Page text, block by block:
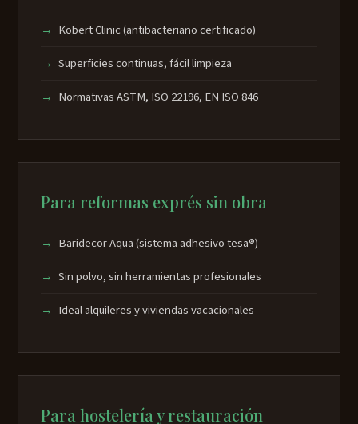
Kobert Clinic (antibacteriano certificado)
Superficies continuas, fácil limpieza
Normativas ASTM, ISO 22196, EN ISO 846
Para reformas exprés sin obra
Baridecor Aqua (sistema adhesivo tesa®)
Sin polvo, sin herramientas profesionales
Ideal alquileres y viviendas vacacionales
Para hostelería y restauración